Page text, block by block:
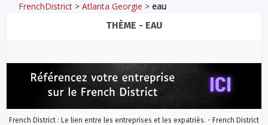
FrenchDistrict >Atlanta Georgie >eau
THÈME - EAU
French District : Le lien entre les entreprises et les expatriés. - French District